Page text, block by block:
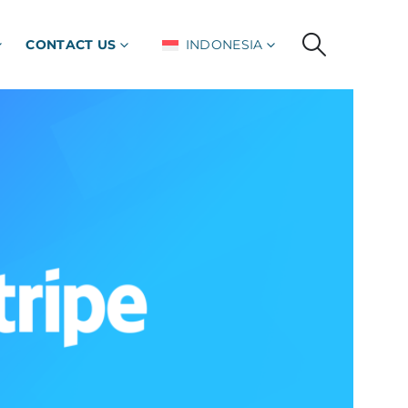
CONTACT US INDONESIA